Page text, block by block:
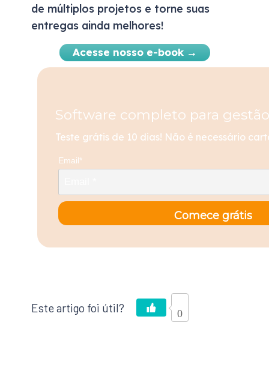
de múltiplos projetos e torne suas
entregas ainda melhores!
Acesse nosso e-book →
Software completo para
Teste grátis de 10 dias! Não é necessário
Email*
Comece grátis
0